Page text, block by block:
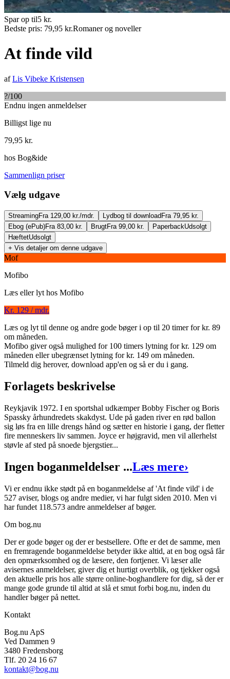
Spar op til5 kr.
Bedste pris: 79,95 kr.Romaner og noveller
At finde vild
afLis Vibeke Kristensen
?/100
Endnu ingen anmeldelser
Billigst lige nu
79,95 kr.
hos Bog&ide
Sammenlign priser
Vælg udgave
StreamingFra 129,00 kr./mdr. Lydbog til download Fra 79,95 kr.
Ebog (ePub)Fra 83,00 kr. BrugtFra 99,00 kr. PaperbackUdsolgt
HæftetUdsolgt
+ Vis detaljer om denne udgave
At finde vild
Forfatter:Lis Vibeke Kristensen
Indlæst af Niels Vigild
Format:
Lydbog til download
Forlag: Modtryk
Udgivet: 19. april 2011
Mof
Mofibo
Læs eller lyt hos Mofibo
Kr. 129 / mdr.
Læs og lyt til denne og andre gode bøger i op til 20 timer for kr. 89
om måneden.
Mofibo giver også mulighed for 100 timers lytning for kr. 129 om
måneden eller ubegrænset lytning for kr. 149 om måneden.
Tilmeld dig herover, download app'en og så er du i gang.
Forlagets beskrivelse
Reykjavik 1972. I en sportshal udkæmper Bobby Fischer og Boris
Spassky århundredets skakdyst. Ude på gaden river en rød ballon
sig løs fra en lille drengs hånd og sætter en historie i gang, der fletter
fire menneskers liv sammen. Joyce er højgravid, men vil allerhelst
støvle af sted på snoede bjergstier...
Ingen boganmeldelser ...Læs mere›
Vi er endnu ikke stødt på en boganmeldelse af 'At finde vild' i de
527 aviser, blogs og andre medier, vi har fulgt siden 2010. Men vi
har fundet 118.573 andre anmeldelser af bøger.
Om bog.nu
Der er gode bøger og der er bestsellere. Ofte er det de samme, men
en fremragende boganmeldelse betyder ikke altid, at en bog også får
den opmærksomhed og de læsere, den fortjener. Vi læser alle
avisernes anmeldelser, giver dig et hurtigt overblik, og tjekker også
den aktuelle pris hos alle større online-boghandlere for dig, så der er
mange gode grunde til altid at slå et smut forbi bog.nu, inden du
handler bøger på nettet.
Kontakt
Bog.nu ApS
Ved Dammen 9
3480 Fredensborg
Tlf. 20 24 16 67
kontakt@bog.nu